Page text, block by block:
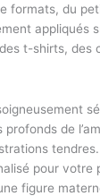
formats, du
appliqués
t-shirts, des
profonds de
pour votre
figure